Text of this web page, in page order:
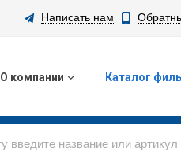
Написать нам
О компании Каталог